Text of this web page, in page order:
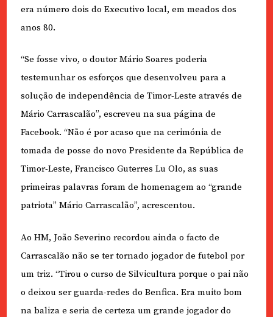
era número dois do Executivo local, em meados dos
anos 80.
“Se fosse vivo, o doutor Mário Soares poderia
testemunhar os esforços que desenvolveu para a
solução de independência de Timor-Leste através de
Mário Carrascalão”, escreveu na sua página de
Facebook. “Não é por acaso que na cerimónia de
tomada de posse do novo Presidente da República de
Timor-Leste, Francisco Guterres Lu Olo, as suas
primeiras palavras foram de homenagem ao “grande
patriota” Mário Carrascalão”, acrescentou.
Ao HM, João Severino recordou ainda o facto de
Carrascalão não se ter tornado jogador de futebol por
um triz. “Tirou o curso de Silvicultura porque o pai não
o deixou ser guarda-redes do Benfica. Era muito bom
na baliza e seria de certeza um grande jogador do